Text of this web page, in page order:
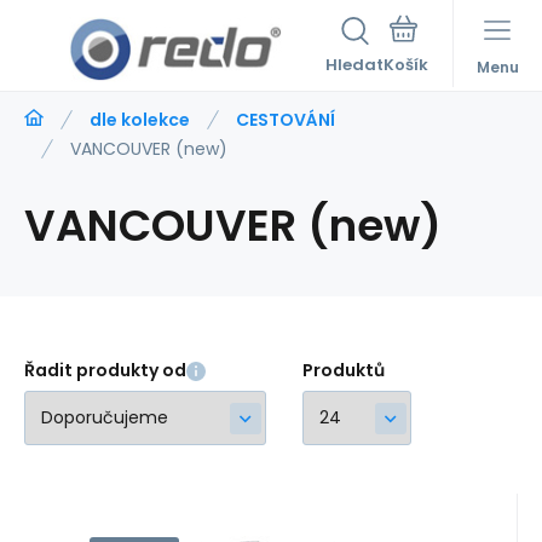
Hledat Menu
dle kolekce
CESTOVÁNÍ
VANCOUVER (new)
VANCOUVER (new)
Řadit produkty od Produktů